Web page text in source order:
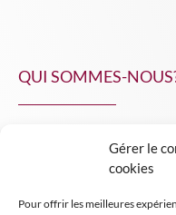
Gérer le
cookies
Pour offrir les meilleures
QUI SOMMES-